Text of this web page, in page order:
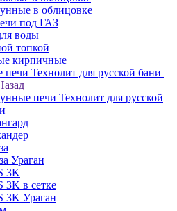
в облицовке
под ГАЗ
воды
топкой
кирпичные
Технолит для русской бани
печи Технолит для русской
Ураган
3K
3K в сетке
3K Ураган